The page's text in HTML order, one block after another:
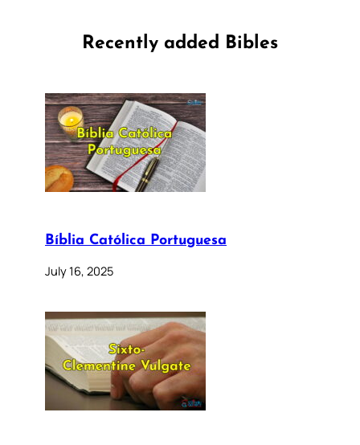
Recently added Bibles
Bíblia Católica Portuguesa
July 16, 2025